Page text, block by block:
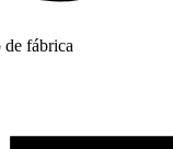
de fábrica